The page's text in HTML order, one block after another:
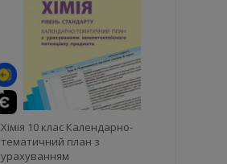
Хімія 10 клас Календарно-
тематичний план з
урахуванням